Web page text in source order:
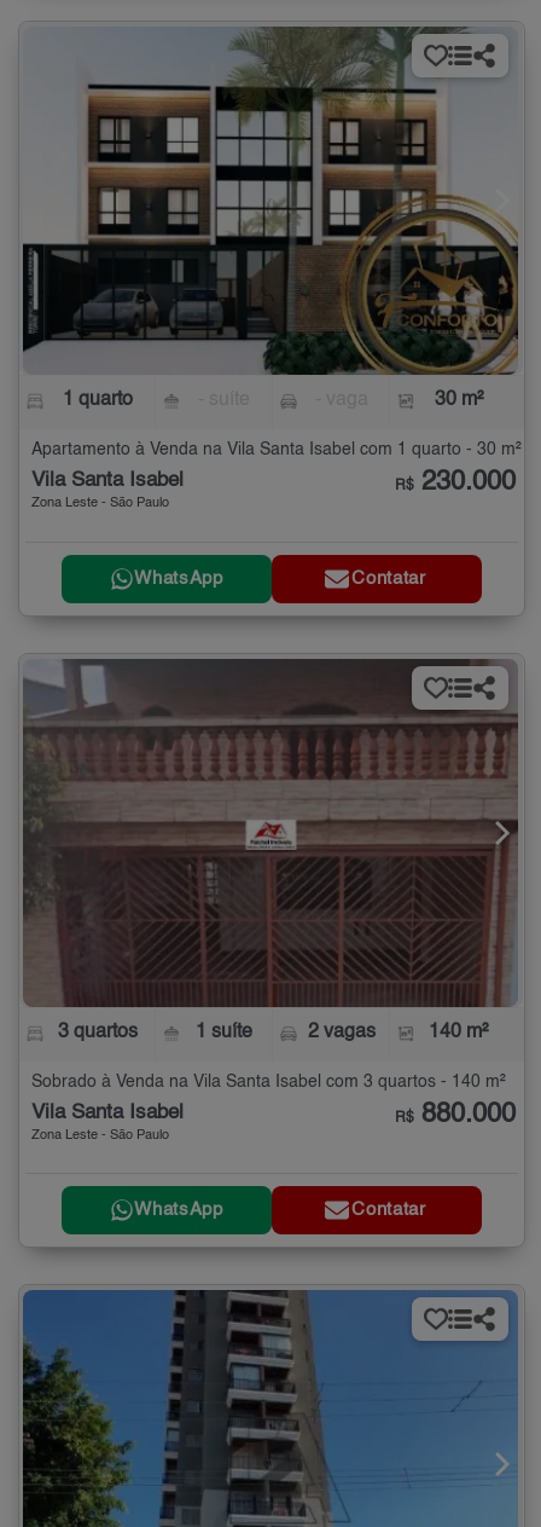
1 quarto 30 m²
Apartamento à Venda na Vila Santa Isabel com 1 quarto - 30 m²
Vila Santa Isabel
Zona Leste - São Paulo
R$ 230.000
WhatsApp Contatar
3 quartos 1 suíte 2 vagas 140 m²
Sobrado à Venda na Vila Santa Isabel com 3 quartos - 140 m²
Vila Santa Isabel
Zona Leste - São Paulo
R$ 880.000
WhatsApp Contatar